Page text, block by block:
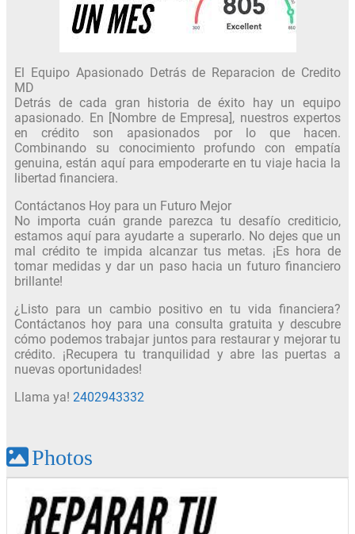
El Equipo Apasionado Detrás de Reparacion de Credito
MD
Detrás de cada gran historia de éxito hay un equipo
apasionado. En [Nombre de Empresa], nuestros expertos
en crédito son apasionados por lo que hacen.
Combinando su conocimiento profundo con empatía
genuina, están aquí para empoderarte en tu viaje hacia la
libertad financiera.
Contáctanos Hoy para un Futuro Mejor
No importa cuán grande parezca tu desafío crediticio,
estamos aquí para ayudarte a superarlo. No dejes que un
mal crédito te impida alcanzar tus metas. ¡Es hora de
tomar medidas y dar un paso hacia un futuro financiero
brillante!
¿Listo para un cambio positivo en tu vida financiera?
Contáctanos hoy para una consulta gratuita y descubre
cómo podemos trabajar juntos para restaurar y mejorar tu
crédito. ¡Recupera tu tranquilidad y abre las puertas a
nuevas oportunidades!
Llama ya! 2402943332
Photos